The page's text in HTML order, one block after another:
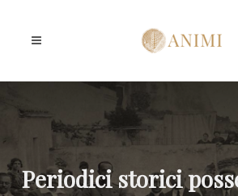
Periodici storici